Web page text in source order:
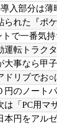
導入部分は
られた『ポ
で一番気
運転トラク
大事なら甲
ドリブでお
円のノート
は「PC用マ
本円をアル